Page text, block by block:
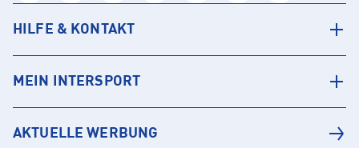
HILFE & KONTAKT
MEIN INTERSPORT
AKTUELLE WERBUNG